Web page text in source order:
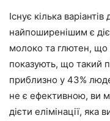
Існує кілька
найпоширенішим є
молоко та глютен, що
показують, що такий
приблизно у 43%
не є ефективною, ви
дієти елімінації, яка